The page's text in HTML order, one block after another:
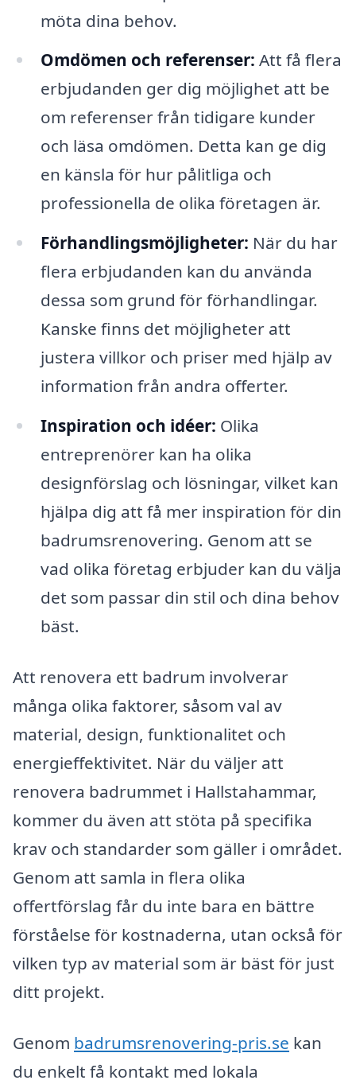
möta dina behov.
Omdömen och referenser: Att få flera
erbjudanden ger dig möjlighet att be
om referenser från tidigare kunder
och läsa omdömen. Detta kan ge dig
en känsla för hur pålitliga och
professionella de olika företagen är.
Förhandlingsmöjligheter: När du har
flera erbjudanden kan du använda
dessa som grund för förhandlingar.
Kanske finns det möjligheter att
justera villkor och priser med hjälp av
information från andra offerter.
Inspiration och idéer: Olika
entreprenörer kan ha olika
designförslag och lösningar, vilket kan
hjälpa dig att få mer inspiration för din
badrumsrenovering. Genom att se
vad olika företag erbjuder kan du välja
det som passar din stil och dina behov
bäst.
Att renovera ett badrum involverar
många olika faktorer, såsom val av
material, design, funktionalitet och
energieffektivitet. När du väljer att
renovera badrummet i Hallstahammar,
kommer du även att stöta på specifika
krav och standarder som gäller i området.
Genom att samla in flera olika
offertförslag får du inte bara en bättre
förståelse för kostnaderna, utan också för
vilken typ av material som är bäst för just
ditt projekt.
Genom badrumsrenovering-pris.se kan
du enkelt få kontakt med lokala